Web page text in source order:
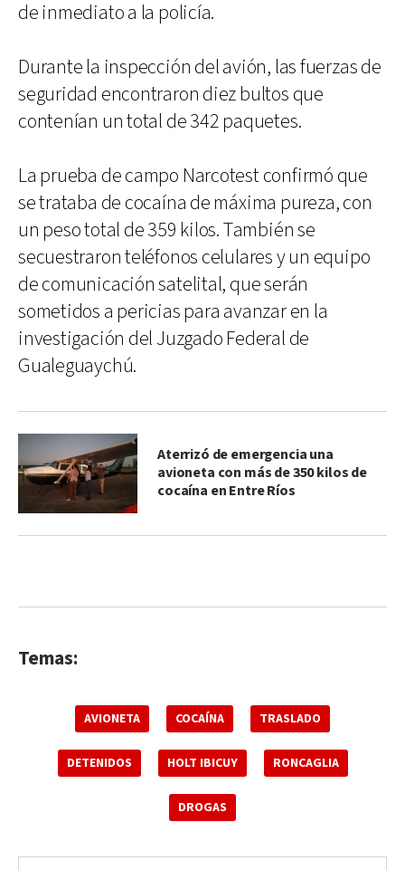
de inmediato a la policía.
Durante la inspección del avión, las fuerzas de
seguridad encontraron diez bultos que
contenían un total de 342 paquetes.
La prueba de campo Narcotest confirmó que
se trataba de cocaína de máxima pureza, con
un peso total de 359 kilos. También se
secuestraron teléfonos celulares y un equipo
de comunicación satelital, que serán
sometidos a pericias para avanzar en la
investigación del Juzgado Federal de
Gualeguaychú.
Aterrizó de emergencia una
avioneta con más de 350 kilos de
cocaína en Entre Ríos
Temas:
AVIONETA COCAÍNA TRASLADO
DETENIDOS HOLT IBICUY RONCAGLIA
DROGAS